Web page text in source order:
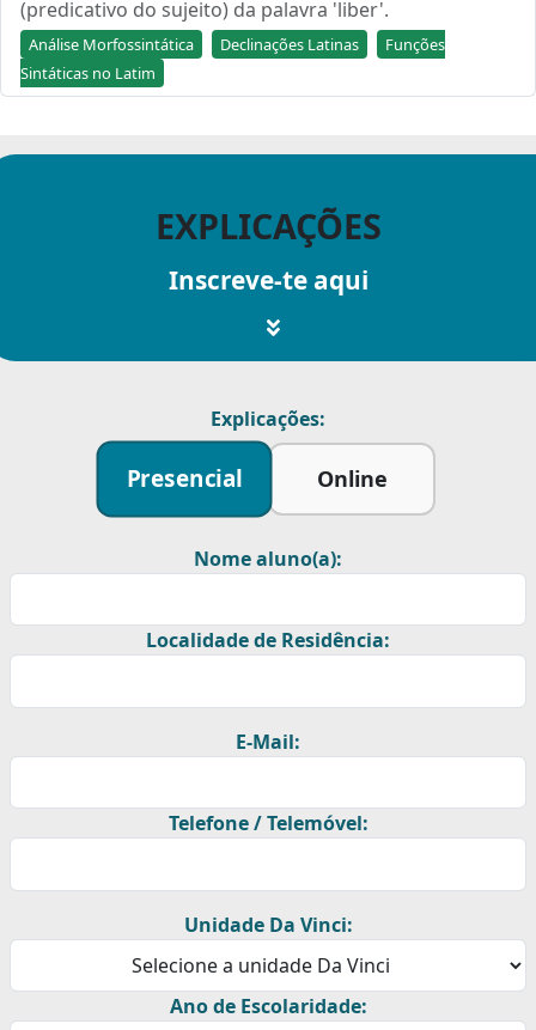
(predicativo do sujeito) da palavra 'liber'.
Análise Morfossintática Declinações Latinas
Funções
Sintáticas no Latim
EXPLICAÇÕES
Inscreve-te aqui
Explicações:
Presencial Online
Nome aluno(a):
Localidade de Residência:
E-Mail:
Telefone / Telemóvel:
Unidade Da Vinci:
Ano de Escolaridade: